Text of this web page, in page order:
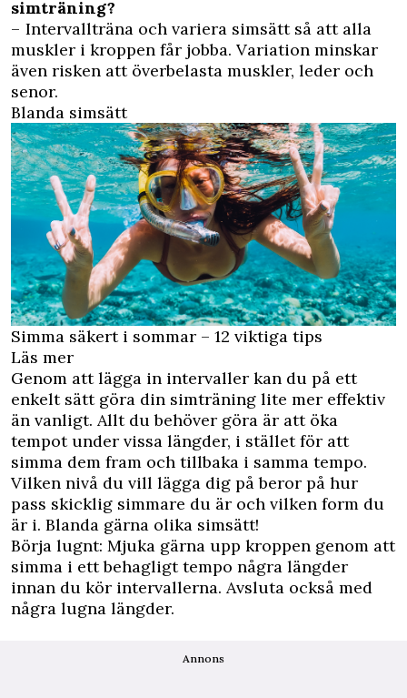
simträning?
– Intervallträna och variera simsätt så att alla
muskler i kroppen får jobba. Variation minskar
även risken att överbelasta muskler, leder och
senor.
Blanda simsätt
Simma säkert i sommar – 12 viktiga tips
Läs mer
Genom att lägga in intervaller kan du på ett
enkelt sätt göra din simträning lite mer effektiv
än vanligt. Allt du behöver göra är att öka
tempot under vissa längder, i stället för att
simma dem fram och tillbaka i samma tempo.
Vilken nivå du vill lägga dig på beror på hur
pass skicklig simmare du är och vilken form du
är i. Blanda gärna olika simsätt!
Börja lugnt: Mjuka gärna upp kroppen genom att
simma i ett behagligt tempo några längder
innan du kör intervallerna. Avsluta också med
några lugna längder.
Annons